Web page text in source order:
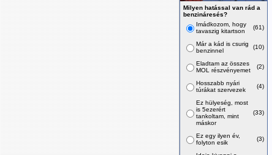
Milyen hatással van rád a
benzináresés?
Imádkozom, hogy
tavaszig kitartson
(61)
Már a kád is csurig
benzinnel
(10)
Eladtam az összes
MOL részvényemet
(2)
Hosszabb nyári
túrákat szervezek
(4)
Ez hülyeség, most
is 5ezerért
tankoltam, mint
máskor
(33)
Ez egy ilyen év,
folyton esik
(3)